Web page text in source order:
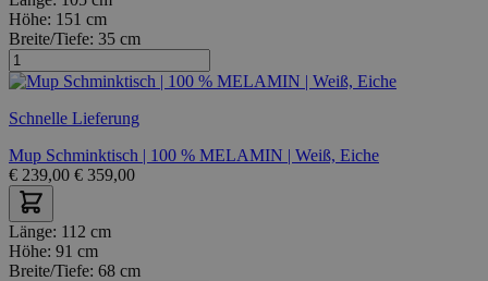
Höhe: 151 cm
Breite/Tiefe: 35 cm
Schnelle Lieferung
Mup Schminktisch | 100 % MELAMIN | Weiß, Eiche
€ 239,00 € 359,00
Länge: 112 cm
Höhe: 91 cm
Breite/Tiefe: 68 cm